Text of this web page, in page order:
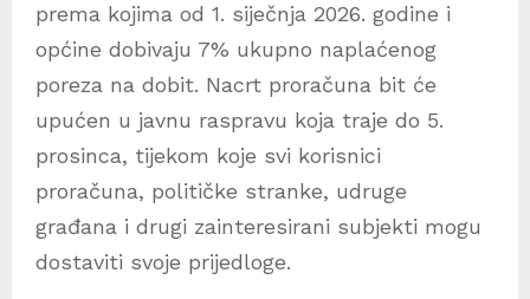
o
a
p
i
s
a
prema kojima od 1. siječnja 2026. godine i
općine dobivaju 7% ukupno naplaćenog
poreza na dobit. Nacrt proračuna bit će
upućen u javnu raspravu koja traje do 5.
prosinca, tijekom koje svi korisnici
proračuna, političke stranke, udruge
građana i drugi zainteresirani subjekti mogu
dostaviti svoje prijedloge.